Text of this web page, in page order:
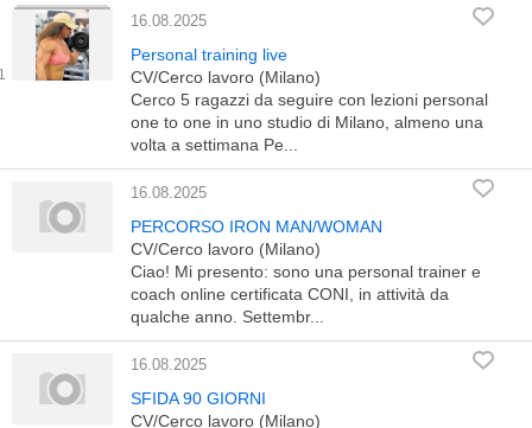
16.08.2025
Personal training live
CV/Cerco lavoro (Milano)
Cerco 5 ragazzi da seguire con lezioni personal
one to one in uno studio di Milano, almeno una
volta a settimana Pe...
16.08.2025
PERCORSO IRON MAN/WOMAN
CV/Cerco lavoro (Milano)
Ciao! Mi presento: sono una personal trainer e
coach online certificata CONI, in attività da
qualche anno. Settembr...
16.08.2025
SFIDA 90 GIORNI
CV/Cerco lavoro (Milano)